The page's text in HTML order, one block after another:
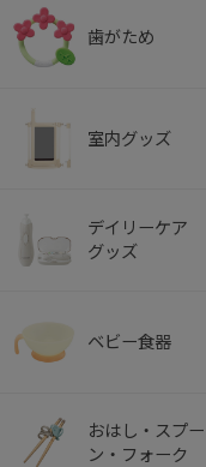
歯がため
室内グッズ
デイリーケア
グッズ
ベビー食器
おはし・スプー
ン・フォーク